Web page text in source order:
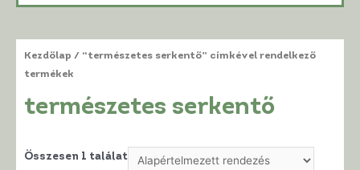
Kezdőlap / “természetes serkentő” címkével rendelkező
termékek
természetes serkentő
Összesen 1 találat